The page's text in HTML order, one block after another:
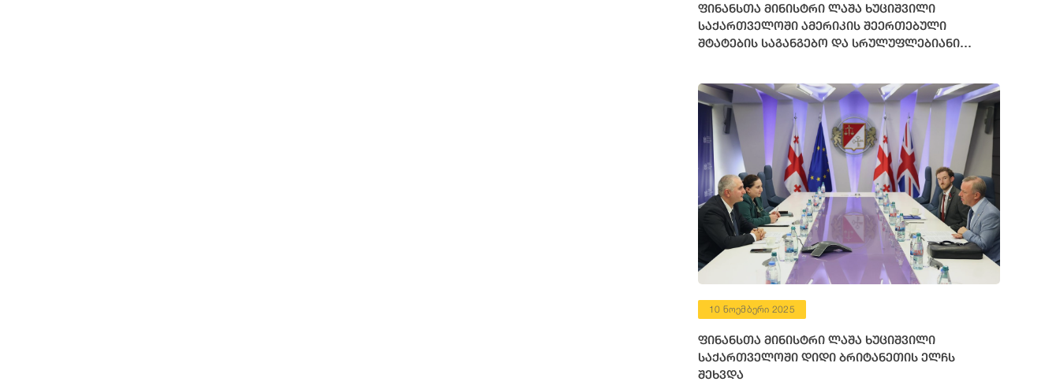
ფინანსთა მინისტრი ლაშა ხუციშვილი
საქართველოში ამერიკის შეერთებული
შტატების საგანგებო და სრულუფლებიანი
10 ნოემბერი 2025
ფინანსთა მინისტრი ლაშა ხუციშვილი
საქართველოში დიდი ბრიტანეთის ელჩს
შეხვდა